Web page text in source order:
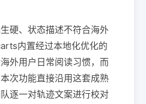
硬、状态描述不符合海外
内置经过本地化优化的
外用户日常阅读习惯，而
次功能直接沿用这套成熟
逐一对轨迹文案进行校对